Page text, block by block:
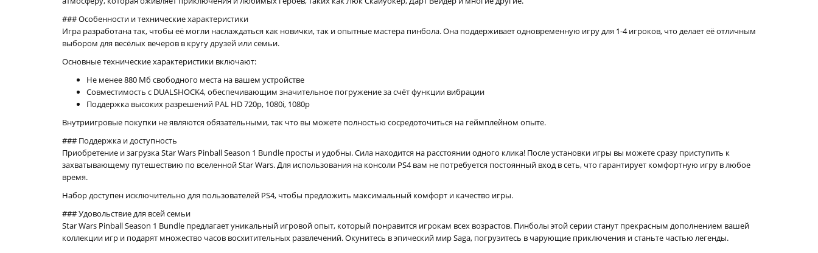
### Особенности и технические характеристики
Игра разработана так, чтобы её могли наслаждаться как новички, так и опытные мастера пинбола. Она поддерживает одновременную игру для 1-4 игроков, что делает её отличным
выбором для весёлых вечеров в кругу друзей или семьи.
Основные технические характеристики включают:
Не менее 880 Мб свободного места на вашем устройстве
Совместимость с DUALSHOCK4, обеспечивающим значительное погружение за счёт функции вибрации
Поддержка высоких разрешений PAL HD 720p, 1080i, 1080p
Внутриигровые покупки не являются обязательными, так что вы можете полностью сосредоточиться на геймплейном опыте.
### Поддержка и доступность
Приобретение и загрузка Star Wars Pinball Season 1 Bundle просты и удобны. Сила находится на расстоянии одного клика! После установки игры вы можете сразу приступить к
захватывающему путешествию по вселенной Star Wars. Для использования на консоли PS4 вам не потребуется постоянный вход в сеть, что гарантирует комфортную игру в любое
время.
Набор доступен исключительно для пользователей PS4, чтобы предложить максимальный комфорт и качество игры.
### Удовольствие для всей семьи
Star Wars Pinball Season 1 Bundle предлагает уникальный игровой опыт, который понравится игрокам всех возрастов. Пинболы этой серии станут прекрасным дополнением вашей
коллекции игр и подарят множество часов восхитительных развлечений. Окунитесь в эпический мир Saga, погрузитесь в чарующие приключения и станьте частью легенды.